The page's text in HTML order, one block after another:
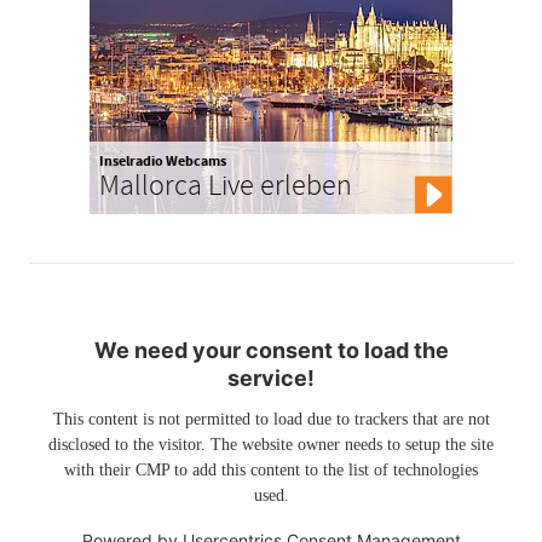
Inselradio Webcams
Mallorca Live erleben
We need your consent to load the
service!
This content is not permitted to load due to trackers that are not
disclosed to the visitor. The website owner needs to setup the site
with their CMP to add this content to the list of technologies
used.